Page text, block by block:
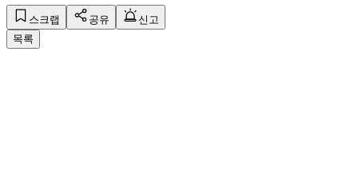
스크랩 공유
신고
목록